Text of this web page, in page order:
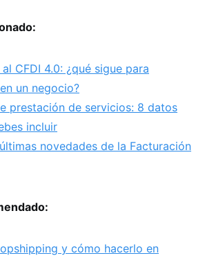
CFDI 4.0: ¿qué sigue para
un negocio?
prestación de servicios: 8 datos
incluir
novedades de la Facturación
y cómo hacerlo en